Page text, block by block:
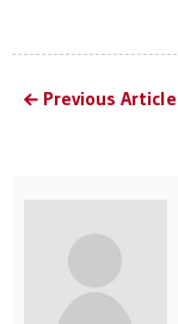
Previous Article